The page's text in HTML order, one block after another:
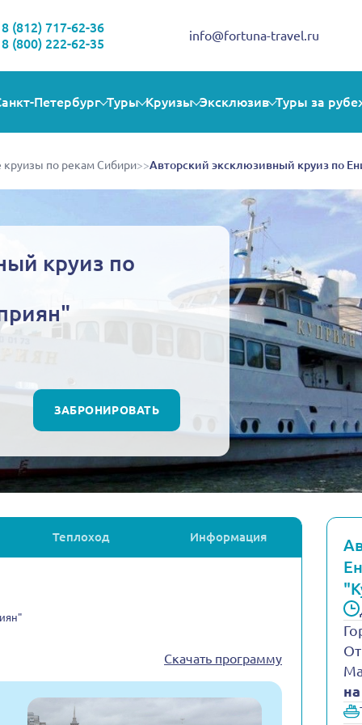
Выбираете себе увлекательную поездку? Могу помочь!
8 (812) 717-62-36
8 (800) 222-62-35
info@fortuna-travel.ru
Петербург Туры Круизы Эксклюзив Туры за
по рекам Сибири>>Авторский эксклюзивный круиз по
круиз по
ЗАБРОНИРОВАТЬ
Теплоход Информация
Скачать программу